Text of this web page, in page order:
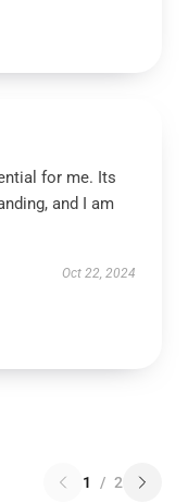
for me. Its
and I am
Oct 22, 2024
1 / 2